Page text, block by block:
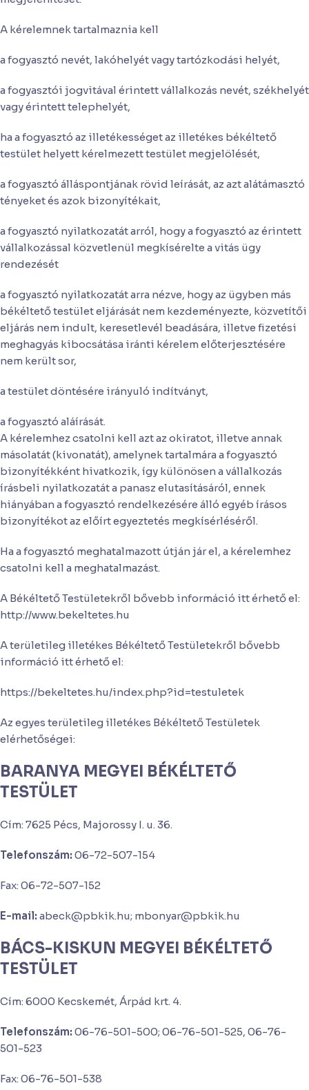
A kérelemnek tartalmaznia kell
a fogyasztó nevét, lakóhelyét vagy tartózkodási helyét,
a fogyasztói jogvitával érintett vállalkozás nevét, székhelyét
vagy érintett telephelyét,
ha a fogyasztó az illetékességet az illetékes békéltető
testület helyett kérelmezett testület megjelölését,
a fogyasztó álláspontjának rövid leírását, az azt alátámasztó
tényeket és azok bizonyítékait,
a fogyasztó nyilatkozatát arról, hogy a fogyasztó az érintett
vállalkozással közvetlenül megkísérelte a vitás ügy
rendezését
a fogyasztó nyilatkozatát arra nézve, hogy az ügyben más
békéltető testület eljárását nem kezdeményezte, közvetítői
eljárás nem indult, keresetlevél beadására, illetve fizetési
meghagyás kibocsátása iránti kérelem előterjesztésére
nem került sor,
a testület döntésére irányuló indítványt,
a fogyasztó aláírását.
A kérelemhez csatolni kell azt az okiratot, illetve annak
másolatát (kivonatát), amelynek tartalmára a fogyasztó
bizonyítékként hivatkozik, így különösen a vállalkozás
írásbeli nyilatkozatát a panasz elutasításáról, ennek
hiányában a fogyasztó rendelkezésére álló egyéb írásos
bizonyítékot az előírt egyeztetés megkísérléséről.
Ha a fogyasztó meghatalmazott útján jár el, a kérelemhez
csatolni kell a meghatalmazást.
A Békéltető Testületekről bővebb információ itt érhető el:
http://www.bekeltetes.hu
A területileg illetékes Békéltető Testületekről bővebb
információ itt érhető el:
https://bekeltetes.hu/index.php?id=testuletek
Az egyes területileg illetékes Békéltető Testületek
elérhetőségei:
BARANYA MEGYEI BÉKÉLTETŐ
TESTÜLET
Cím: 7625 Pécs, Majorossy I. u. 36.
Telefonszám: 06-72-507-154
Fax: 06-72-507-152
E-mail: abeck@pbkik.hu; mbonyar@pbkik.hu
BÁCS-KISKUN MEGYEI BÉKÉLTETŐ
TESTÜLET
Cím: 6000 Kecskemét, Árpád krt. 4.
Telefonszám: 06-76-501-500; 06-76-501-525, 06-76-
501-523
Fax: 06-76-501-538